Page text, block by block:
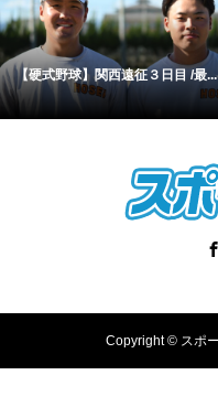
【硬式野球】関西遠征３日目 /最...
Copyright ©スポ